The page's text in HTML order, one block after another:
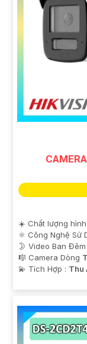
☀️ Chất lượng hình
⚛️ Công Nghệ Sử
🌛 Video Ban Đêm
🎼️ Camera Dòng
️💫 Tích Hợp : Thu